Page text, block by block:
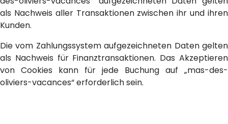
als Nachweis aller Transaktionen zwischen ihr und ihren
Kunden.
Die vom Zahlungssystem aufgezeichneten Daten gelten
als Nachweis für Finanztransaktionen. Das Akzeptieren
von Cookies kann für jede Buchung auf „mas-des-
oliviers-vacances“ erforderlich sein.